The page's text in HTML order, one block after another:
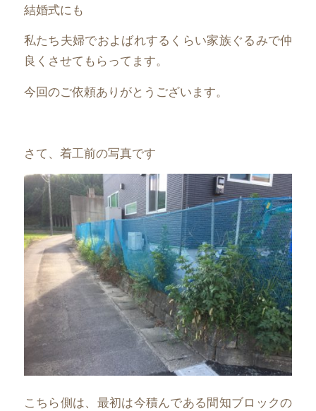
結婚式にも
私たち夫婦でおよばれするくらい家族ぐるみで仲
良くさせてもらってます。
今回のご依頼ありがとうございます。
さて、着工前の写真です
こちら側は、最初は今積んである間知ブロックの